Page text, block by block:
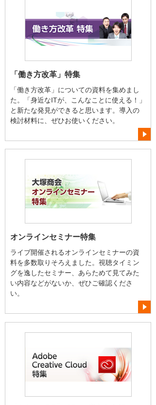
「働き方改革」特集
「働き方改革」についての資料を集めまし
た。「身近なITが、こんなことに使える！」
と新たな発見ができると思います。導入の
検討材料に、ぜひお使いください。
オンラインセミナー特集
ライブ開催されるオンラインセミナーの資
料を多数取りそろえました。視聴タイミン
グを逸したセミナー、あらためて見てみた
い内容などがないか、ぜひご確認くださ
い。